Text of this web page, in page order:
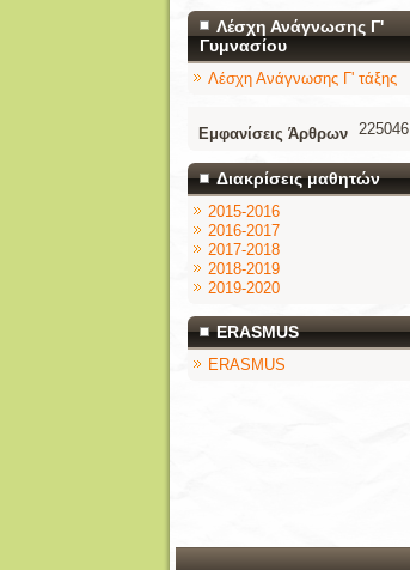
Λέσχη Ανάγνωσης Γ'
Γυμνασίου
Λέσχη Ανάγνωσης Γ' τάξης
Εμφανίσεις Άρθρων 225046
Διακρίσεις μαθητών
2015-2016
2016-2017
2017-2018
2018-2019
2019-2020
ERASMUS
ERASMUS